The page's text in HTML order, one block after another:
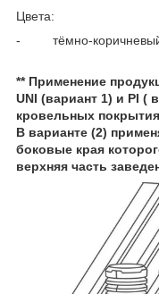
Цвета:
- тёмно-коричневый
** Применение
UNI (вариант 1) и PI (
кровельных
В варианте (2)
боковые края
верхняя часть